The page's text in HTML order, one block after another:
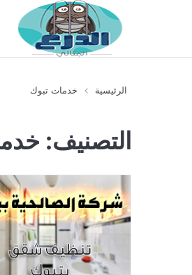
الرئيسية خدمات تبوك
التصنيف: